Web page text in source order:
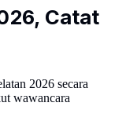
Catat
2026 secara
wawancara